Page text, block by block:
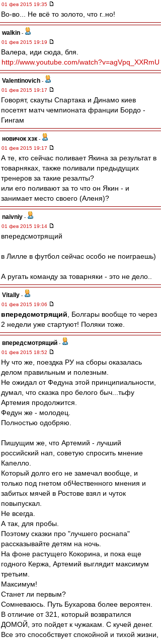
01 фев 2015 19:35
Во-во... Не всё то золото, что г..но!
walkin -
01 фев 2015 19:19
Валера, иди сюда, бля.
http://www.youtube.com/watch?v=agVpq_XXRmU
Valentinovich -
01 фев 2015 19:17
Говорят, скауты Спартака и Динамо киев
посетят матч чемпионата франции Бордо -
Гингам
новичок хзк -
01 фев 2015 19:17
А те, кто сейчас поливает Якина за результат в
товарняках, также поливали предыдущих
тренеров за такие резалты?
или его поливают за то что он Якин - и
занимает место своего (Аленя)?
naivniy -
01 фев 2015 19:14
впередсмотрящий
в Лилле в футбол сейчас особо не поиграешь)
А ругать команду за товарняки - это не дело..
Vitally -
01 фев 2015 19:06
впередсмотрящий , Болгары вообще то через
2 недели уже стартуют! Поляки тоже.
впередсмотрящий -
01 фев 2015 18:52
Ну что же, поездка РУ на сборы оказалась
делом правильным и полезным.
Не ожидал от Федуна этой принципиальности,
думал, что сказка про белого быч...тьфу
Артемия продолжится.
Федун же - молодец.
Полностью одобряю.
Пишущим же, что Артемий - лучший
российский нап, советую спросить мнение
Капелло.
Который долго его не замечал вообще, и
только под гнетом обЧественного мнения и
забитых мячей в Ростове взял и чуток
повыпускал.
Не всегда.
А так, для пробы.
Поэтому сказки про "лучшего роснапа"
рассказывайте детям на ночь.
На фоне растущего Кокорина, и пока еще
годного Кержа, Артемий выглядит максимум
третьим.
Максимум!
Станет ли первым?
Сомневаюсь. Путь Бухарова более вероятен.
В отличие от 321, который возвратился
ДОМОЙ, это пойдет к чужакам. С кучей денег.
Все это способствует спокойной и тихой жизни,